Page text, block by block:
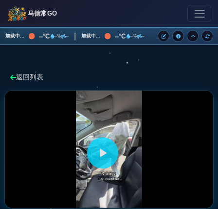
马德常GO
加载中... --°C --% -- | 加载中... --°C --% --
返回列表
播
放